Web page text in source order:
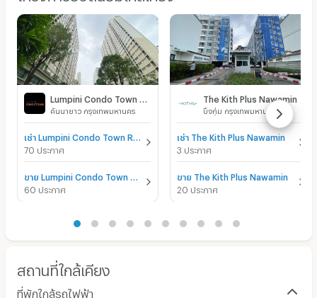
คันนายาว กรุงเทพมหานคร
70 ประกาศ
60 ประกาศ
The Kith Plus Nawamin
บึงกุ่ม กรุงเทพมหานคร
เช่า The Kith Plus Nawamin
3 ประกาศ
ขาย The Kith Plus Nawamin
20 ประกาศ
สถานที่ใกล้เคียง
ที่พักใกล้รถไฟฟ้า